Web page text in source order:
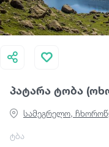
მარშრუტები
სასტუმროები
კვება და ღვინო
პატარა ტობა
ტბა
სამეგრელო,